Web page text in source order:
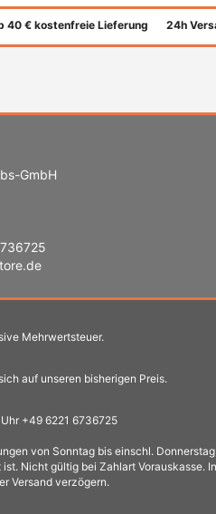
40 € kostenfreie Lieferung 24h
GmbH
Mehrwertsteuer.
auf unseren bisherigen Preis.
+49 6221 6736725
von Sonntag bis einschl.
Nicht gültig bei Zahlart Vorauskasse.
Versand verzögern.